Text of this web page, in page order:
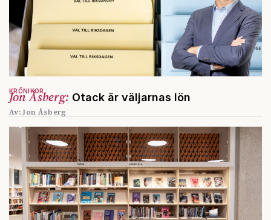
Jon Åsberg: Otack är väljarnas lön
KRÖNIKOR
Av: Jon Åsberg